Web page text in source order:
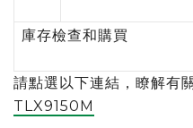
庫存檢查和購買
請點選以下連結，瞭解有
TLX9150M